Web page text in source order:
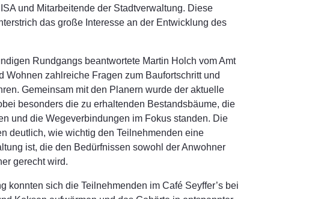
und Mitarbeitende der Stadtverwaltung. Diese
das große Interesse an der Entwicklung des
Rundgangs beantwortete Martin Holch vom Amt
Wohnen zahlreiche Fragen zum Baufortschritt und
Gemeinsam mit den Planern wurde der aktuelle
besonders die zu erhaltenden Bestandsbäume, die
und die Wegeverbindungen im Fokus standen. Die
deutlich, wie wichtig den Teilnehmenden eine
ist, die den Bedürfnissen sowohl der Anwohner
gerecht wird.
konnten sich die Teilnehmenden im Café Seyffer’s bei